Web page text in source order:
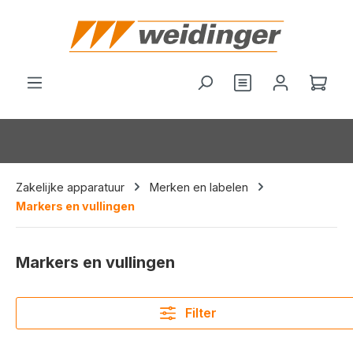
Je hebt 0 items
Zakelijke apparatuur
Merken en labelen
Markers en vullingen
Markers en vullingen
Filter